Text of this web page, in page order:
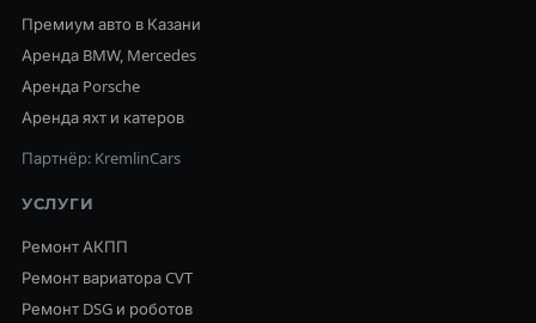
Премиум авто в Казани
Аренда BMW, Mercedes
Аренда Porsche
Аренда яхт и катеров
Партнёр: KremlinCars
УСЛУГИ
Ремонт АКПП
Ремонт вариатора CVT
Ремонт DSG и роботов